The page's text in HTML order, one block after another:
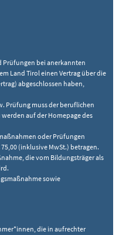
Prüfungen bei anerkannten
Land Tirol einen Vertrag über die
abgeschlossen haben,
Prüfung muss der beruflichen
auf der Homepage des
oder Prüfungen
(inklusive MwSt.) betragen.
die vom Bildungsträger als
sowie
die in aufrechter